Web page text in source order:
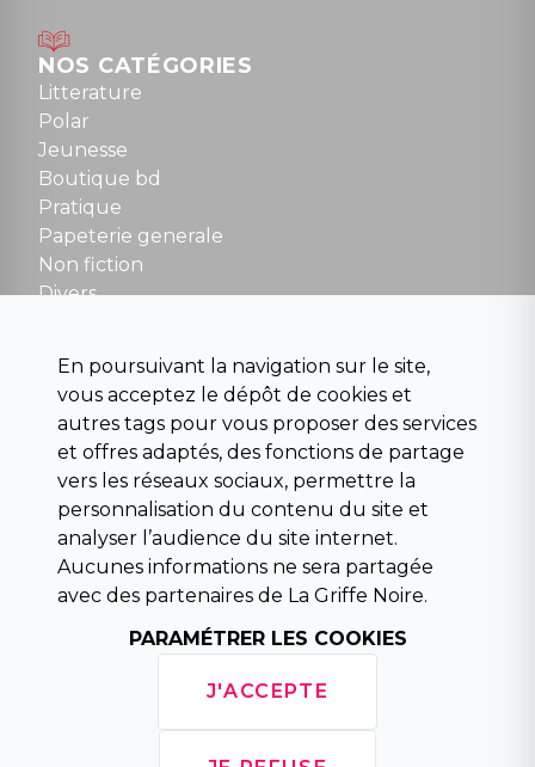
Mardi au samedi : 10h à 13h / 14h à 19h
Dimanche : 10h30 à 12h30
Tel : 01 48 89 13 88
NOUS CONTACTER
contact@la-griffe-noire.com
NOS CATÉGORIES
Litterature
Polar
Jeunesse
Boutique bd
Pratique
Papeterie generale
Non fiction
Divers
Para scolaire
Histoire
Pochoteque
Pleiade
INFORMATIONS
Droit de rétractation
Conditions générales de vente
Mentions légales
Horaires d'ouverture
En poursuivant la navigation sur le site,
vous acceptez le dépôt de cookies et
autres tags pour vous proposer des services
et offres adaptés, des fonctions de partage
vers les réseaux sociaux, permettre la
personnalisation du contenu du site et
analyser l’audience du site internet.
Aucunes informations ne sera partagée
avec des partenaires de La Griffe Noire.
PARAMÉTRER LES COOKIES
J'ACCEPTE